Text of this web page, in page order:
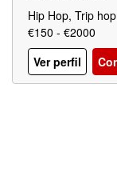
Hip Hop, Trip hop
€150 - €2000
Ver perfil